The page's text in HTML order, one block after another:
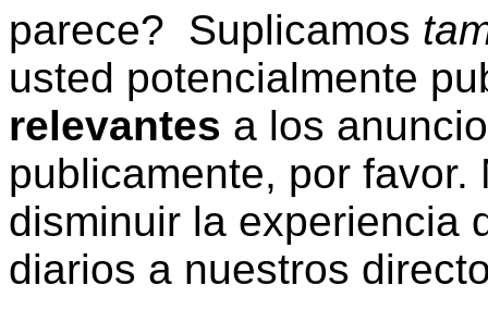
parece? Suplicamos
usted potencialmente
relevantes a los
publicamente, por
disminuir la experiencia
diarios a nuestros